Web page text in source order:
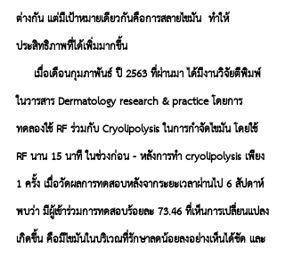
ต่างกัน แต่มีเป้าหมายเดียวกันคือการสลายไขมัน  ทำให้
ประสิทธิภาพที่ได้เพิ่มมากขึ้น
ในวารสาร Dermatology research & practice โดยการ
ทดลองใช้ RF ร่วมกับ Cryolipolysis ในการกำจัดไขมัน โดยใช้
RF นาน 15 นาที ในช่วงก่อน - หลังการทำ cryolipolysis เพียง
1 ครั้ง เมื่อวัดผลการทดสอบหลังจากระยะเวลาผ่านไป 6 สัปดาห์
พบว่า มีผู้เข้าร่วมการทดสอบร้อยละ 73.46 ที่เห็นการเปลี่ยนแปลง
เกิดขึ้น คือมีไขมันในบริเวณที่รักษาลดน้อยลงอย่างเห็นได้ชัด และ